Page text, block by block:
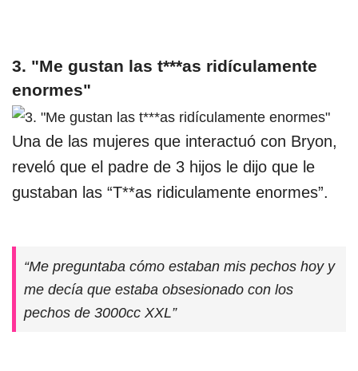
3. "Me gustan las t***as ridículamente
enormes"
Una de las mujeres que interactuó con Bryon,
reveló que el padre de 3 hijos le dijo que le
gustaban las “T**as ridiculamente enormes”.
“Me preguntaba cómo estaban mis pechos hoy y
me decía que estaba obsesionado con los
pechos de 3000cc XXL”